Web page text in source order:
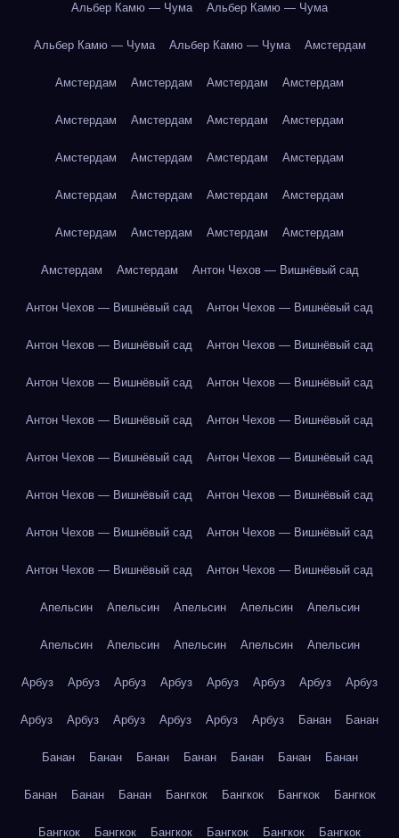
Альбер Камю — Чума Альбер Камю — Чума
Альбер Камю — Чума Альбер Камю — Чума Амстердам
Амстердам Амстердам Амстердам Амстердам
Амстердам Амстердам Амстердам Амстердам
Амстердам Амстердам Амстердам Амстердам
Амстердам Амстердам Амстердам Амстердам
Амстердам Амстердам Амстердам Амстердам
Амстердам Амстердам Антон Чехов — Вишнёвый сад
Антон Чехов — Вишнёвый сад Антон Чехов — Вишнёвый сад
Антон Чехов — Вишнёвый сад Антон Чехов — Вишнёвый сад
Антон Чехов — Вишнёвый сад Антон Чехов — Вишнёвый сад
Антон Чехов — Вишнёвый сад Антон Чехов — Вишнёвый сад
Антон Чехов — Вишнёвый сад Антон Чехов — Вишнёвый сад
Антон Чехов — Вишнёвый сад Антон Чехов — Вишнёвый сад
Антон Чехов — Вишнёвый сад Антон Чехов — Вишнёвый сад
Антон Чехов — Вишнёвый сад Антон Чехов — Вишнёвый сад
Апельсин Апельсин Апельсин Апельсин Апельсин
Апельсин Апельсин Апельсин Апельсин Апельсин
Арбуз Арбуз Арбуз Арбуз Арбуз Арбуз Арбуз Арбуз
Арбуз Арбуз Арбуз Арбуз Арбуз Арбуз Банан Банан
Банан Банан Банан Банан Банан Банан Банан
Банан Банан Банан Бангкок Бангкок Бангкок Бангкок
Бангкок Бангкок Бангкок Бангкок Бангкок Бангкок